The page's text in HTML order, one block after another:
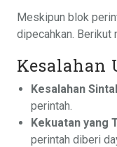
Meskipun blok
dipecahkan. Berikut
Kesalahan
Kesalahan
perintah.
Kekuatan yang
perintah diberi